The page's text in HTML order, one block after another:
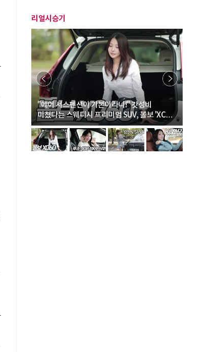
리얼시승기
"에어 서스펜션이 기본이라니!" 갓성비
미쳤다는 스웨디시 프리미엄 SUV, 볼보 'XC60
B5 울트라'